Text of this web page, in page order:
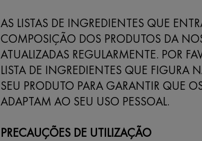
AS LISTAS DE INGREDIENTES QUE
COMPOSIÇÃO DOS PRODUTOS DA
ATUALIZADAS REGULARMENTE. POR
LISTA DE INGREDIENTES QUE FIGURA
SEU PRODUTO PARA GARANTIR QUE
ADAPTAM AO SEU USO PESSOAL.
PRECAUÇÕES DE UTILIZAÇÃO